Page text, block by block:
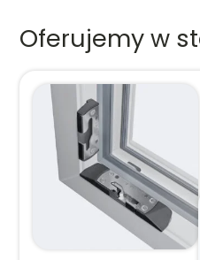
Oferujemy w